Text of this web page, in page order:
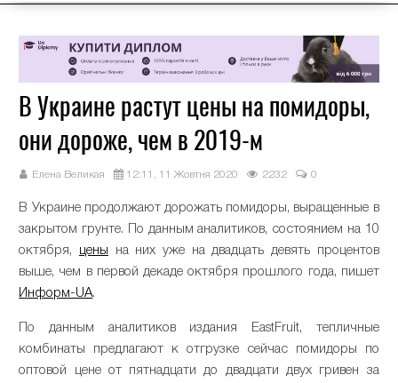
В Украине растут цены на помидоры,
они дороже, чем в 2019-м
Елена Великая 12:11, 11 Жовтня 2020 2232 0
В Украине продолжают дорожать помидоры, выращенные в
закрытом грунте. По данным аналитиков, состоянием на 10
октября, цены на них уже на двадцать девять процентов
выше, чем в первой декаде октября прошлого года, пишет
Информ-UA.
По данным аналитиков издания EastFruit, тепличные
комбинаты предлагают к отгрузке сейчас помидоры по
оптовой цене от пятнадцати до двадцати двух гривен за